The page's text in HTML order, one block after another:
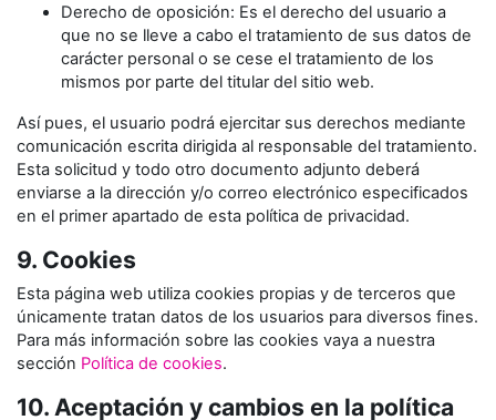
Derecho de oposición: Es el derecho del usuario a
que no se lleve a cabo el tratamiento de sus datos de
carácter personal o se cese el tratamiento de los
mismos por parte del titular del sitio web.
Así pues, el usuario podrá ejercitar sus derechos mediante
comunicación escrita dirigida al responsable del tratamiento.
Esta solicitud y todo otro documento adjunto deberá
enviarse a la dirección y/o correo electrónico especificados
en el primer apartado de esta política de privacidad.
9. Cookies
Esta página web utiliza cookies propias y de terceros que
únicamente tratan datos de los usuarios para diversos fines.
Para más información sobre las cookies vaya a nuestra
sección Política de cookies.
10. Aceptación y cambios en la política